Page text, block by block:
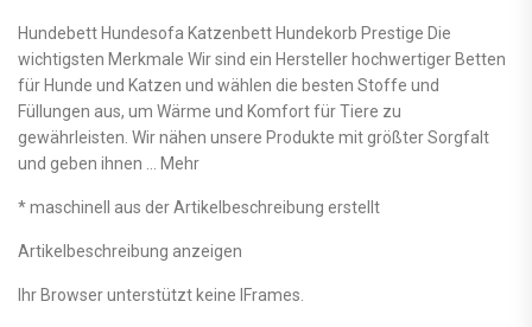
Hundebett Hundesofa Katzenbett Hundekorb Prestige Die
wichtigsten Merkmale Wir sind ein Hersteller hochwertiger Betten
für Hunde und Katzen und wählen die besten Stoffe und
Füllungen aus, um Wärme und Komfort für Tiere zu
gewährleisten. Wir nähen unsere Produkte mit größter Sorgfalt
und geben ihnen … Mehr
* maschinell aus der Artikelbeschreibung erstellt
Artikelbeschreibung anzeigen
Ihr Browser unterstützt keine IFrames.